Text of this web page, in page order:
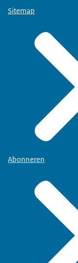
Sitemap
Abonneren